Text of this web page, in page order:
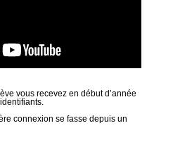
vous recevez en début d’année
connexion se fasse depuis un